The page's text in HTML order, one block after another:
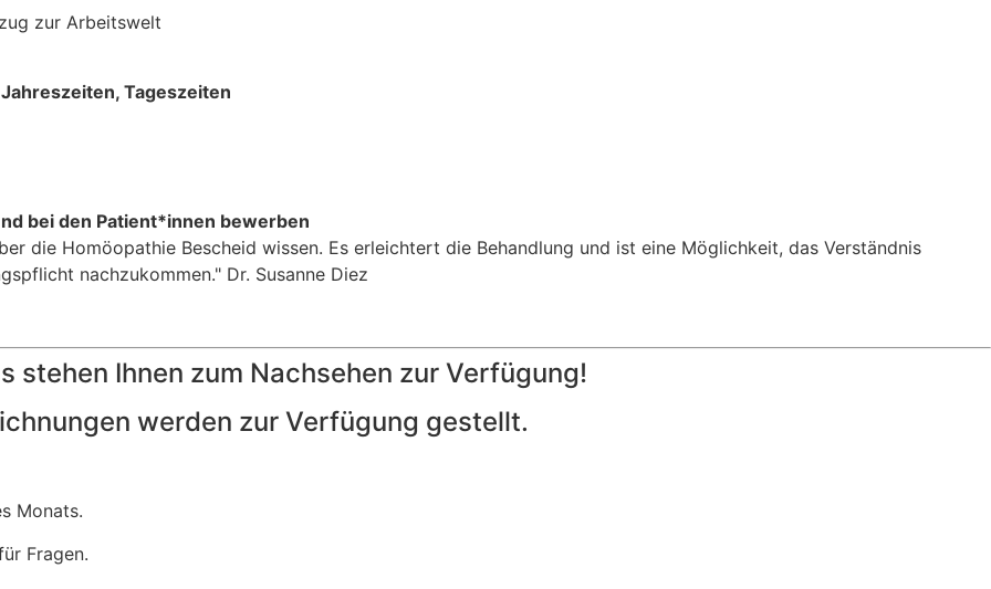
zur Arbeitswelt
Tageszeiten
bei den Patient*innen bewerben
die Homöopathie Bescheid wissen. Es erleichtert die Behandlung und ist eine Möglichkeit, das Verständnis
nachzukommen." Dr. Susanne Diez
stehen Ihnen zum Nachsehen zur Verfügung!
werden zur Verfügung gestellt.
Monats.
Fragen.